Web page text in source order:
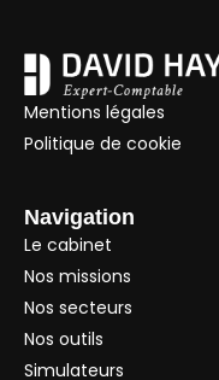
Mentions légales
Politique de cookie
Navigation
Le cabinet
Nos missions
Nos secteurs
Nos outils
Simulateurs